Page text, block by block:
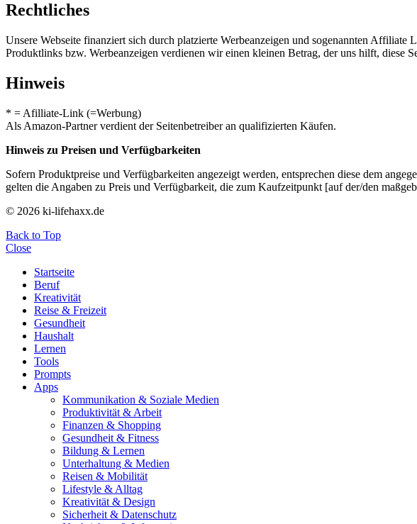
Rechtliches
Unsere Webseite finanziert sich durch platzierte Werbeanzeigen und sogenannten
Produktlinks bzw. Werbeanzeigen verdienen wir einen kleinen Betrag, der uns hilft, diese
Hinweis
* = Afilliate-Link (=Werbung)
Als Amazon-Partner verdient der Seitenbetreiber an qualifizierten Käufen.
Hinweis zu Preisen und Verfügbarkeiten
Sofern Produktpreise und Verfügbarkeiten angezeigt werden, entsprechen diese dem
gelten die Angaben zu Preis und Verfügbarkeit, die zum Kaufzeitpunkt [auf der/den
© 2026 ki-lifehaxx.de
Back to Top
Close
Startseite
Beruf
Kreativität
Reise & Freizeit
Gesundheit
Haushalt
Lernen
Tools
Prompts
Apps
Kommunikation & Soziale Medien
Produktivität & Arbeit
Finanzen & Shopping
Gesundheit & Fitness
Bildung & Lernen
Unterhaltung & Medien
Reisen & Mobilität
Lifestyle & Alltag
Kreativität & Design
Sicherheit & Datenschutz